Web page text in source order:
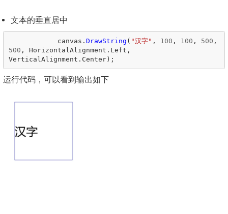
文本的垂直居中
canvas . DrawString ( "汉字" , 100 , 100 , 500 ,
500 , HorizontalAlignment . Left ,
VerticalAlignment . Center);
运行代码，可以看到输出如下